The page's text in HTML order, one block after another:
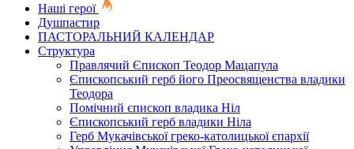
Наші герої
Душпастир
ПАСТОРАЛЬНИЙ КАЛЕНДАР
Структура
Правлячий Єпископ Теодор Мацапула
Єпископський герб його Преосвященства владики
Теодора
Помічний єпископ владика Ніл
Єпископський герб владики Ніла
Герб Мукачівської греко-католицької єпархії